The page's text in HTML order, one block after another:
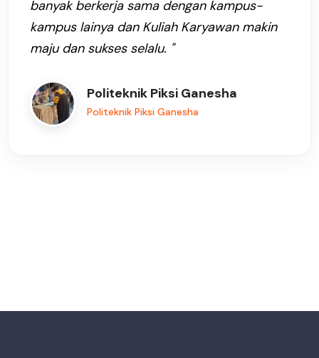
banyak berkerja sama dengan kampus-
kampus lainya dan Kuliah Karyawan makin
maju dan sukses selalu. "
Politeknik Piksi Ganesha
Politeknik Piksi Ganesha